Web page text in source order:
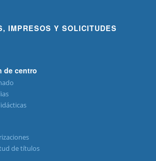
IMPRESOS Y SOLICITUDES
de centro
de títulos